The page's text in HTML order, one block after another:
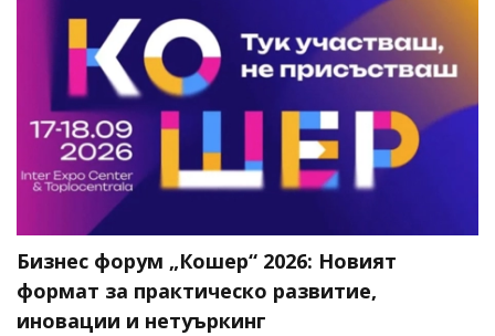
Бизнес форум „Кошер“ 2026: Новият
формат за практическо развитие,
иновации и нетуъркинг